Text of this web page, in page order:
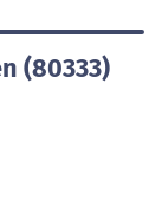
(80333)